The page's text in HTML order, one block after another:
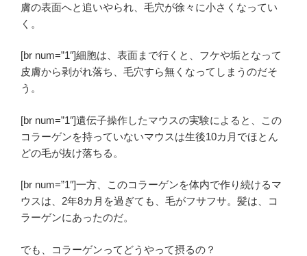
膚の表面へと追いやられ、毛穴が徐々に小さくなってい
く。
[br num=”1″]細胞は、表面まで行くと、フケや垢となって
皮膚から剥がれ落ち、毛穴すら無くなってしまうのだそ
う。
[br num=”1″]遺伝子操作したマウスの実験によると、この
コラーゲンを持っていないマウスは生後10カ月でほとん
どの毛が抜け落ちる。
[br num=”1″]一方、このコラーゲンを体内で作り続けるマ
ウスは、2年8カ月を過ぎても、毛がフサフサ。髪は、コ
ラーゲンにあったのだ。
でも、コラーゲンってどうやって摂るの？